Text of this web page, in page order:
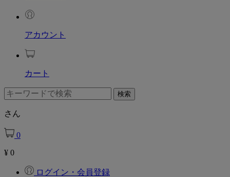
アカウント
カート
さん
0
¥ 0
ログイン・会員登録